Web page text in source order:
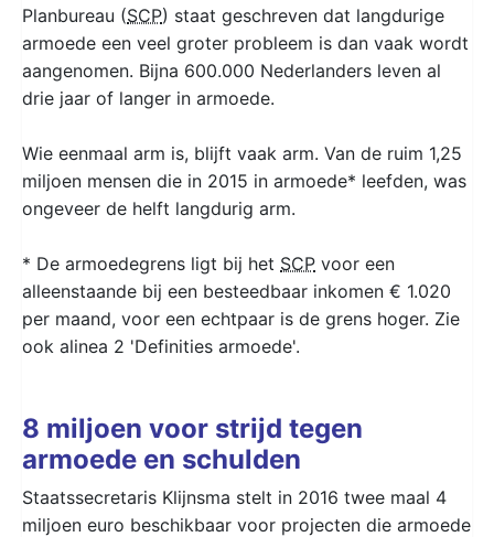
Planbureau (SCP) staat geschreven dat langdurige
armoede een veel groter probleem is dan vaak wordt
aangenomen. Bijna 600.000 Nederlanders leven al
drie jaar of langer in armoede.
Wie eenmaal arm is, blijft vaak arm. Van de ruim 1,25
miljoen mensen die in 2015 in armoede* leefden, was
ongeveer de helft langdurig arm.
* De armoedegrens ligt bij het SCP voor een
alleenstaande bij een besteedbaar inkomen € 1.020
per maand, voor een echtpaar is de grens hoger. Zie
ook alinea 2 'Definities armoede'.
8 miljoen voor strijd tegen
armoede en schulden
Staatssecretaris Klijnsma stelt in 2016 twee maal 4
miljoen euro beschikbaar voor projecten die armoede